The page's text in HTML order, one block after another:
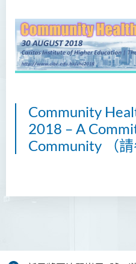
Community
2018 – A
Community （請
學
院
教
校